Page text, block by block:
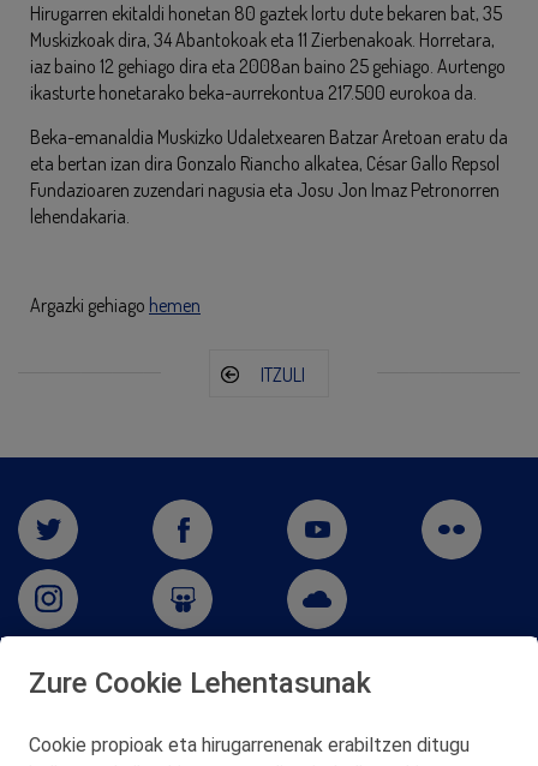
Hirugarren ekitaldi honetan 80 gaztek lortu dute bekaren bat, 35
Muskizkoak dira, 34 Abantokoak eta 11 Zierbenakoak. Horretara,
iaz baino 12 gehiago dira eta 2008an baino 25 gehiago. Aurtengo
ikasturte honetarako beka-aurrekontua 217.500 eurokoa da.
Beka-emanaldia Muskizko Udaletxearen Batzar Aretoan eratu da
eta bertan izan dira Gonzalo Riancho alkatea, César Gallo Repsol
Fundazioaren zuzendari nagusia eta Josu Jon Imaz Petronorren
lehendakaria.
Argazki gehiago hemen
ITZULI
Telf. 946 357 000
Zure Cookie Lehentasunak
Cookie propioak eta hirugarrenenak erabiltzen ditugu